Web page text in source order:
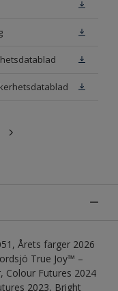
Årets farger 2026
True Joy™ –
Colour Futures 2024
2023, Bright